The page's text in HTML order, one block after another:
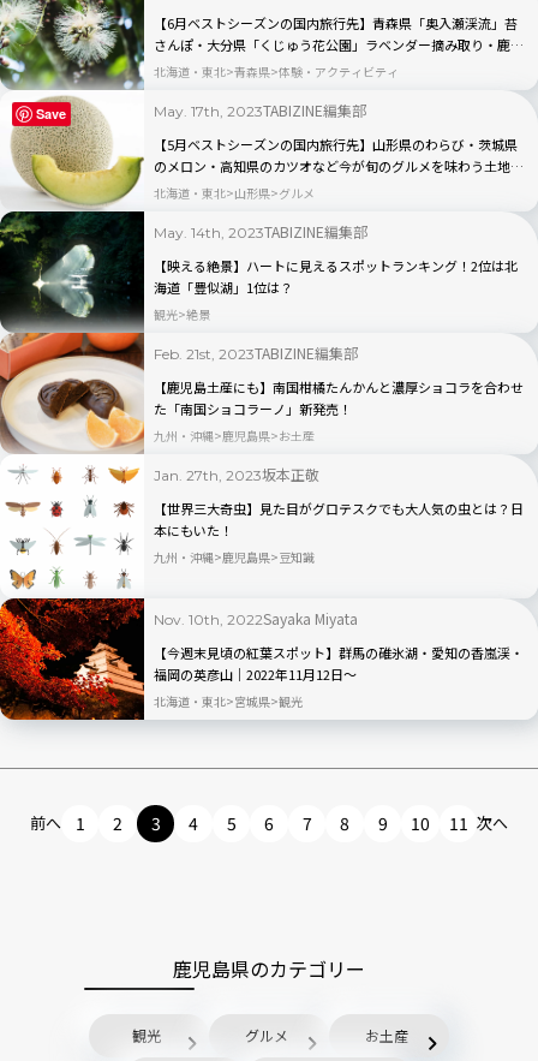
【6月ベストシーズンの国内旅行先】青森県「奥入瀬渓流」苔
さんぽ・大分県「くじゅう花公園」ラベンダー摘み取り・鹿児
島県「奄美大島」シュノーケリングなど今楽しみたいアクティ
北海道・東北 青森県 体験・アクティビティ
May. 17th, 2023TABIZINE編集部
【5月ベストシーズンの国内旅行先】山形県のわらび・茨城県
のメロン・高知県のカツオなど今が旬のグルメを味わう土地5
選
北海道・東北 山形県 グルメ
May. 14th, 2023TABIZINE編集部
【映える絶景】ハートに見えるスポットランキング！2位は北
海道「豊似湖」1位は？
観光 絶景
Feb. 21st, 2023TABIZINE編集部
【鹿児島土産にも】南国柑橘たんかんと濃厚ショコラを合わせ
た「南国ショコラーノ」新発売！
九州・沖縄 鹿児島県 お土産
Jan. 27th, 2023坂本正敬
【世界三大奇虫】見た目がグロテスクでも大人気の虫とは？日
本にもいた！
九州・沖縄 鹿児島県 豆知識
Nov. 10th, 2022Sayaka Miyata
【今週末見頃の紅葉スポット】群馬の碓氷湖・愛知の香嵐渓・
福岡の英彦山｜2022年11月12日〜
北海道・東北 宮城県 観光
前へ 1 2 3 4 5 6 7 8 9 10 11 次へ
鹿児島県のカテゴリー
観光 グルメ お土産
Save